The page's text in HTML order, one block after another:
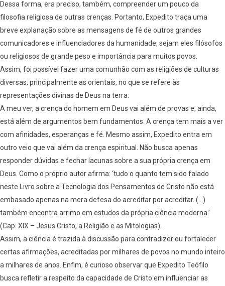
Dessa forma, era preciso, também, compreender um pouco da
filosofia religiosa de outras crenças. Portanto, Expedito traça uma
breve explanação sobre as mensagens de fé de outros grandes
comunicadores e influenciadores da humanidade, sejam eles filósofos
ou religiosos de grande peso e importância para muitos povos.
Assim, foi possível fazer uma comunhão com as religiões de culturas
diversas, principalmente as orientais, no que se refere às
representações divinas de Deus na terra.
A meu ver, a crença do homem em Deus vai além de provas e, ainda,
está além de argumentos bem fundamentos. A crença tem mais a ver
com afinidades, esperanças e fé. Mesmo assim, Expedito entra em
outro veio que vai além da crença espiritual. Não busca apenas
responder dúvidas e fechar lacunas sobre a sua própria crença em
Deus. Como o próprio autor afirma: ‘tudo o quanto tem sido falado
neste Livro sobre a Tecnologia dos Pensamentos de Cristo não está
embasado apenas na mera defesa do acreditar por acreditar. (…)
também encontra arrimo em estudos da própria ciência moderna.’
(Cap. XIX – Jesus Cristo, a Religião e as Mitologias).
Assim, a ciência é trazida à discussão para contradizer ou fortalecer
certas afirmações, acreditadas por milhares de povos no mundo inteiro
a milhares de anos. Enfim, é curioso observar que Expedito Teófilo
busca refletir a respeito da capacidade de Cristo em influenciar as